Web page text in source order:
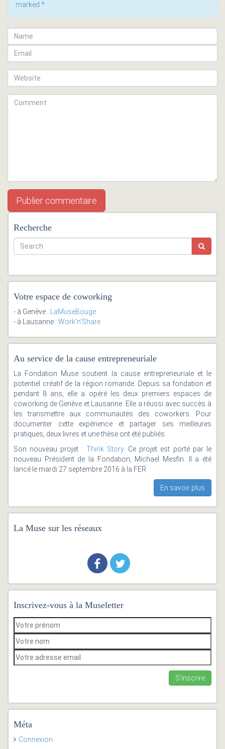
marked *
Recherche
Votre espace de coworking
- à Genève : LaMuseBouge
- à Lausanne : Work'n'Share
Au service de la cause entrepreneuriale
La Fondation Muse soutient la cause entrepreneuriale et le
potentiel créatif de la région romande. Depuis sa fondation et
pendant 8 ans, elle a opéré les deux premiers espaces de
coworking de Genève et Lausanne. Elle a réussi avec succès à
les transmettre aux communautés des coworkers. Pour
documenter cette expérience et partager ses meilleures
pratiques, deux livres et une thèse ont été publiés.
Son nouveau projet : Think Story. Ce projet est porté par le
nouveau Président de la Fondation, Michael Mesfin. Il a été
lancé le mardi 27 septembre 2016 à la FER
En savoir plus
La Muse sur les réseaux
Inscrivez-vous à la Museletter
Méta
Connexion